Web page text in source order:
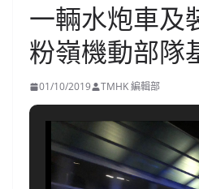
一輛水炮車及
粉嶺機動部隊
01/10/2019 TMHK 編輯部